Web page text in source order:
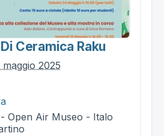
Ceramica Raku
2025
Open Air Museo - Italo